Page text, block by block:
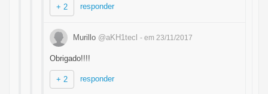
+ 2 responder
Murillo @aKH1tecl - em 23/11/2017
Obrigado!!!!
+ 2 responder